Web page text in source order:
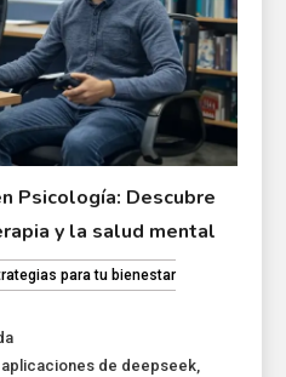
Psicología: Descubre
y la salud mental
para tu bienestar
aplicaciones de deepseek,